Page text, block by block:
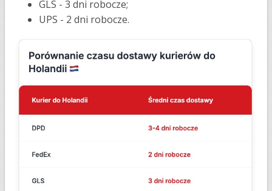
GLS - 3 dni robocze;
UPS - 2 dni robocze.